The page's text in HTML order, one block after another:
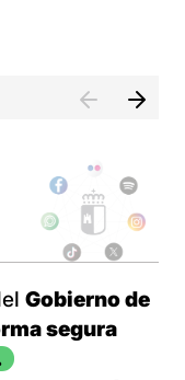
Gobierno de
segura